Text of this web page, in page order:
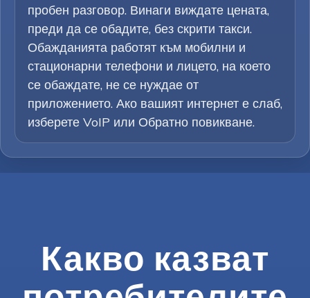
пробен разговор. Винаги виждате цената,
преди да се обадите, без скрити такси.
Обажданията работят към мобилни и
стационарни телефони и лицето, на което
се обаждате, не се нуждае от
приложението. Ако вашият интернет е слаб,
изберете VoIP или Обратно повикване.
Какво казват